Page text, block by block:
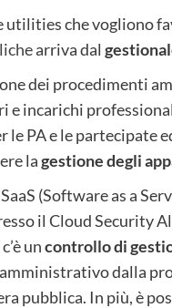
utilities che vogliono
arriva dal
dei procedimenti
incarichi
PA e le partecipate
lagestione degli
(Software as a
il Cloud Security
uncontrollo di
dalla
pubblica. In più, è